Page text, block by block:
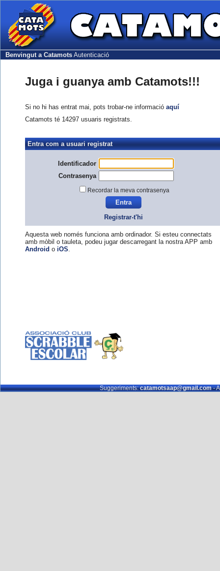
Benvingut a Catamots Autenticació
Juga i guanya amb Catamots!!!
Si no hi has entrat mai, pots trobar-ne informació aquí
Catamots té 14297 usuaris registrats.
Entra com a usuari registrat
Identificador
Contrasenya
Recordar la meva contrasenya
Registrar-t'hi
Aquesta web només funciona amb ordinador. Si esteu connectats
amb mòbil o tauleta, podeu jugar descarregant la nostra APP amb
Android o iOS.
Suggeriments:catamotsaap@gmail.com-